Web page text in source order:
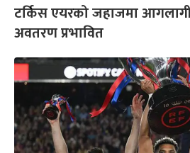
टर्किस एयरको जहाजमा आगलागी :
अवतरण प्रभावित